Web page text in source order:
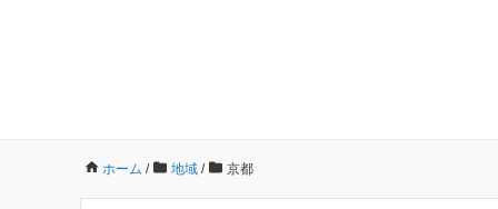
ホーム / 地域 / 京都